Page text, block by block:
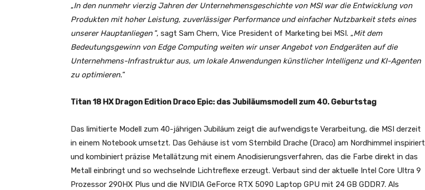
„In den nunmehr vierzig Jahren der Unternehmensgeschichte von MSI war die Entwicklung von
Produkten mit hoher Leistung, zuverlässiger Performance und einfacher Nutzbarkeit stets eines
unserer Hauptanliegen“, sagt Sam Chern, Vice President of Marketing bei MSI. „Mit dem
Bedeutungsgewinn von Edge Computing weiten wir unser Angebot von Endgeräten auf die
Unternehmens-Infrastruktur aus, um lokale Anwendungen künstlicher Intelligenz und KI-Agenten
zu optimieren.“
Titan 18 HX Dragon Edition Draco Epic: das Jubiläumsmodell zum 40. Geburtstag
Das limitierte Modell zum 40-jährigen Jubiläum zeigt die aufwendigste Verarbeitung, die MSI derzeit
in einem Notebook umsetzt. Das Gehäuse ist vom Sternbild Drache (Draco) am Nordhimmel inspiriert
und kombiniert präzise Metallätzung mit einem Anodisierungsverfahren, das die Farbe direkt in das
Metall einbringt und so wechselnde Lichtreflexe erzeugt. Verbaut sind der aktuelle Intel Core Ultra 9
Prozessor 290HX Plus und die NVIDIA GeForce RTX 5090 Laptop GPU mit 24 GB GDDR7. Als